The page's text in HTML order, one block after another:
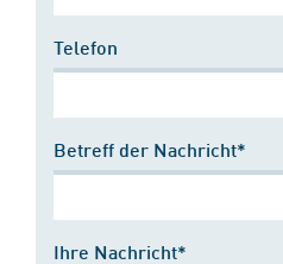
Telefon
Betreff der Nachricht*
Ihre Nachricht*